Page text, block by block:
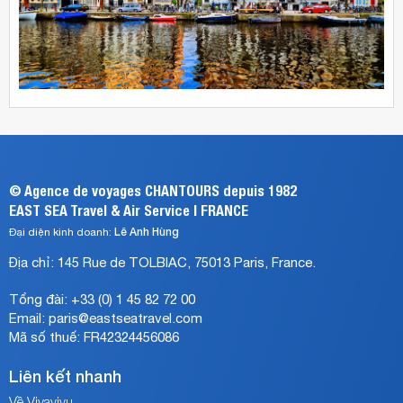
lớn
khai
thác
vé
máy
bay
Paris
từ
Sài
Gòn
Hà
Jat
Airways,
Emirates
Airlines,
v.v…
Airlines,
Etihad
Airways,
Siberia
Airlines,
Finnair,
Eastern
Airlines,
Jat
Airways,
Airlines,
Hà
Lan
như
lạc
vào
xứ
Bất
cứ
ai
có
ý
định
du
lịch
châu
Âu
không
©Agence de voyages CHANTOURS depuis 1982
EAST SEA Travel & Air Service | FRANCE
Đại diện kinh doanh: Lê Anh Hùng
Địa chỉ: 145 Rue de TOLBIAC, 75013 Paris, France.
Tổng đài: +33 (0) 1 45 82 72 00
Email: paris@eastseatravel.com
Mã số thuế: FR42324456086
Liên kết nhanh